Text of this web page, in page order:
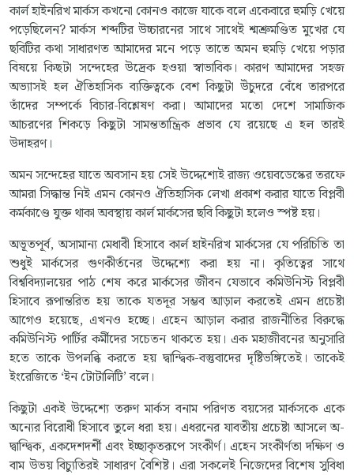
কার্ল হাইনরিখ মার্কস কখনো কোনও কাজে যাকে বলে একেবারে হুমড়ি খেয়ে
পড়েছিলেন? মার্কস শব্দটির উচ্চারনের সাথে সাথেই শ্মশ্রুমণ্ডিত মুখের যে
ছবিটির কথা সাধারণত আমাদের মনে পড়ে তাতে অমন হুমড়ি খেয়ে পড়ার
বিষয়ে কিছটা সন্দেহের উদ্রেক হওয়া স্বাভাবিক। কারণ আমাদের সহজ
অভ্যাসই হল ঐতিহাসিক ব্যক্তিত্বকে বেশ কিছুটা উঁচুদরে বেঁধে তারপরে
তাঁদের সম্পর্কে বিচার-বিশ্লেষণ করা। আমাদের মতো দেশে সামাজিক
আচরণের শিকড়ে কিছুটা সামন্ততান্ত্রিক প্রভাব যে রয়েছে এ হল তারই
উদাহরণ।
অমন সন্দেহের যাতে অবসান হয় সেই উদ্দেশ্যেই রাজ্য ওয়েবডেস্কের তরফে
আমরা সিদ্ধান্ত নিই এমন কোনও ঐতিহাসিক লেখা প্রকাশ করার যাতে বিপ্লবী
কর্মকাণ্ডে যুক্ত থাকা অবস্থায় কার্ল মার্কসের ছবি কিছুটা হলেও স্পষ্ট হয়।
অভূতপূর্ব, অসামান্য মেধাবী হিসাবে কার্ল হাইনরিখ মার্কসের যে পরিচিতি তা
শুধুই মার্কসের গুণকীর্তনের উদ্দেশ্যে করা হয় না। কৃতিত্বের সাথে
বিশ্ববিদ্যালয়ের পাঠ শেষ করে মার্কসের জীবন যেভাবে কমিউনিস্ট বিপ্লবী
হিসাবে রূপান্তরিত হয় তাকে যতদূর সম্ভব আড়াল করতেই এমন প্রচেষ্টা
আগেও হয়েছে, এখনও হচ্ছে। এহেন আড়াল করার রাজনীতির বিরুদ্ধে
কমিউনিস্ট পার্টির কর্মীদের সচেতন থাকতে হয়। এক মহাজীবনের অনুসারি
হতে তাকে উপলব্ধি করতে হয় দ্বান্দ্বিক-বস্তুবাদের দৃষ্টিভঙ্গিতেই। তাকেই
ইংরেজিতে ‘ইন টোটালিটি’ বলে।
কিছুটা একই উদ্দেশ্যে তরুণ মার্কস বনাম পরিণত বয়সের মার্কসকে একে
অন্যের বিরোধী হিসাবে তুলে ধরা হয়। এধরনের যাবতীয় প্রচেষ্টা আসলে অ-
দ্বান্দ্বিক, একদেশদর্শী এবং ইচ্ছাকৃতরূপে সংকীর্ণ। এহেন সংকীর্ণতা দক্ষিণ ও
বাম উভয় বিচ্যুতিরই সাধারণ বৈশিষ্ট। এরা সকলেই নিজেদের বিশেষ সুবিধা